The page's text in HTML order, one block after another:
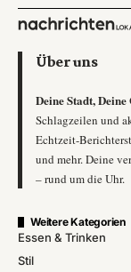
Über uns
Deine Stadt, Deine
Schlagzeilen und
Echtzeit-
und mehr. Deine
– rund um die Uhr.
Weitere Kategorien
Essen & Trinken
Stil